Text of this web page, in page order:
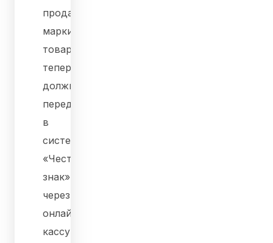
продажа
маркированного
товара
теперь
должна
передаваться
в
систему
«Честный
знак»
через
онлайн-
кассу,